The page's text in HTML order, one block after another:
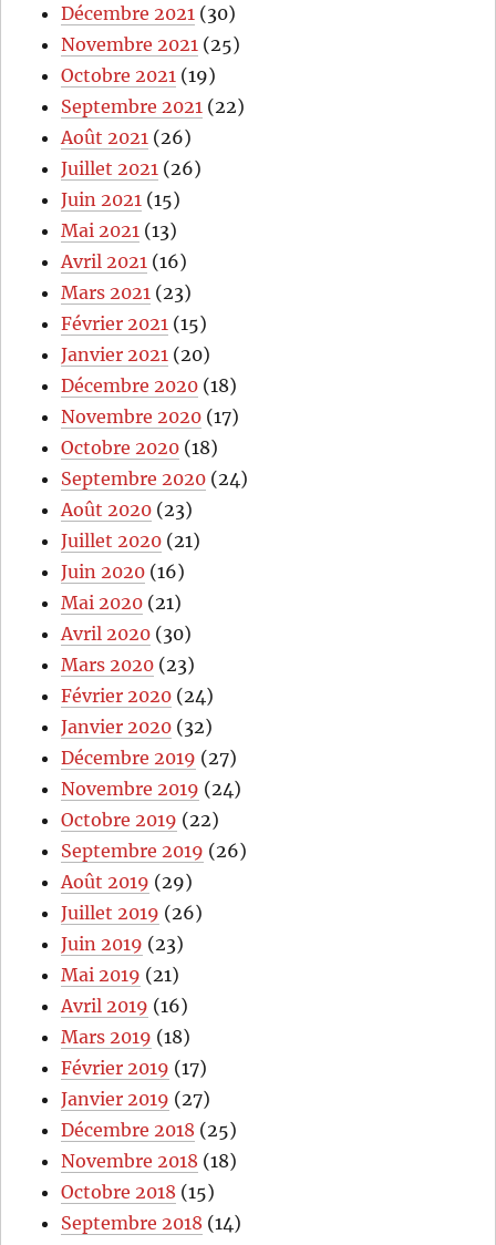
Décembre 2021 (30)
Novembre 2021 (25)
Octobre 2021 (19)
Septembre 2021 (22)
Août 2021 (26)
Juillet 2021 (26)
Juin 2021 (15)
Mai 2021 (13)
Avril 2021 (16)
Mars 2021 (23)
Février 2021 (15)
Janvier 2021 (20)
Décembre 2020 (18)
Novembre 2020 (17)
Octobre 2020 (18)
Septembre 2020 (24)
Août 2020 (23)
Juillet 2020 (21)
Juin 2020 (16)
Mai 2020 (21)
Avril 2020 (30)
Mars 2020 (23)
Février 2020 (24)
Janvier 2020 (32)
Décembre 2019 (27)
Novembre 2019 (24)
Octobre 2019 (22)
Septembre 2019 (26)
Août 2019 (29)
Juillet 2019 (26)
Juin 2019 (23)
Mai 2019 (21)
Avril 2019 (16)
Mars 2019 (18)
Février 2019 (17)
Janvier 2019 (27)
Décembre 2018 (25)
Novembre 2018 (18)
Octobre 2018 (15)
Septembre 2018 (14)